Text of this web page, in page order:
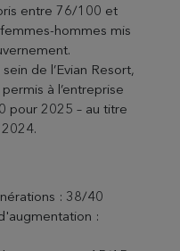
entre 76/100 et
hommes mis
de l’Evian Resort,
à l’entreprise
pour 2025 – au titre
: 38/40
: